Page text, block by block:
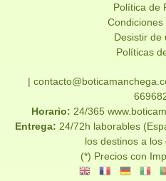
Política de
Desistir de
Políticas
|
Horario: 24/365
Entrega: 24/72h laborables
los destinos a
(*) Precios con